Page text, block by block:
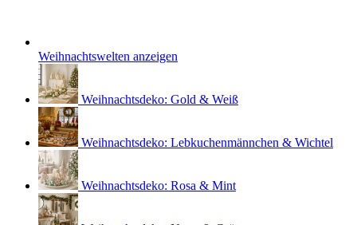
Weihnachtswelten anzeigen
Weihnachtsdeko: Gold & Weiß
Weihnachtsdeko: Lebkuchenmännchen & Wichtel
Weihnachtsdeko: Rosa & Mint